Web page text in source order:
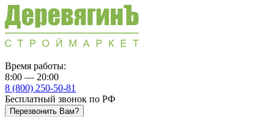
Время работы:
8:00 — 20:00
8 (800) 250-50-81
Бесплатный звонок по РФ
Перезвонить Вам?